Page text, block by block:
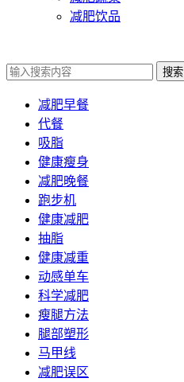
减肥饮品
搜索
减肥早餐
代餐
吸脂
健康瘦身
减肥晚餐
跑步机
健康减肥
抽脂
健康减重
动感单车
科学减肥
瘦腿方法
腿部塑形
马甲线
减肥误区